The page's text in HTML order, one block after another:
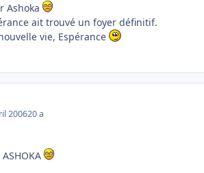
Ashoka
ait trouvé un foyer définitif.
vie, Espérance
200620 a